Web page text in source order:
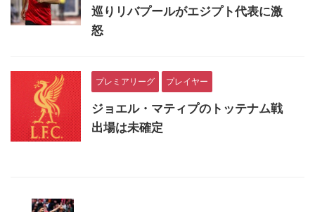
巡りリバプールがエジプト代表に激
怒
プレミアリーグ プレイヤー
ジョエル・マティプのトッテナム戦
出場は未確定